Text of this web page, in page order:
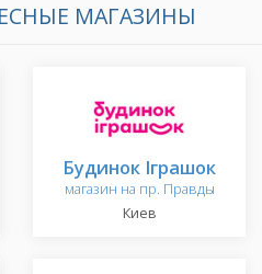
МАГАЗИНЫ
Будинок Іграшок
магазин на пр. Правды
Киев